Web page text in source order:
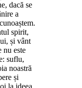
dacă se
a
spirit,
și vânt
nu este
suflu,
noastră
și
la ideea